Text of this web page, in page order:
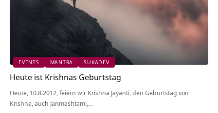
EVENTS MANTRA SUKADEV
Heute ist Krishnas Geburtstag
Heute, 10.8.2012, feiern wir Krishna Jayanti, den Geburtstag von
Krishna, auch Janmashtami,…